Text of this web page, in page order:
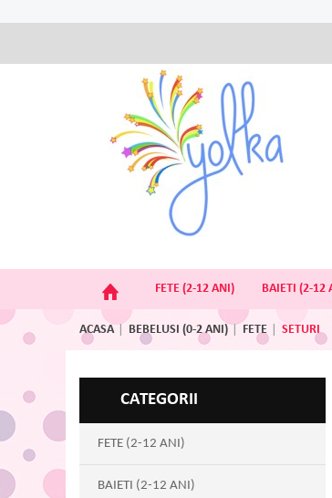
FETE (2-12 ANI) BAIETI (2-12
ACASA BEBELUSI (0-2 ANI) FETE SETURI
CATEGORII
FETE (2-12 ANI)
BAIETI (2-12 ANI)